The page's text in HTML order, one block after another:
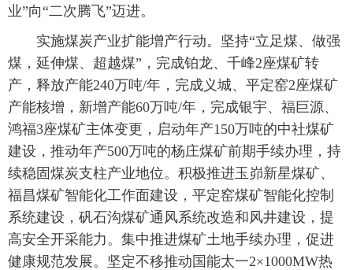
业”向“二次腾飞”迈进。
实施煤炭产业扩能增产行动。坚持“立足煤、做强
煤，延伸煤、超越煤”，完成铂龙、千峰2座煤矿转
产，释放产能240万吨/年，完成义城、平定窑2座煤矿
产能核增，新增产能60万吨/年，完成银宇、福巨源、
鸿福3座煤矿主体变更，启动年产150万吨的中社煤矿
建设，推动年产500万吨的杨庄煤矿前期手续办理，持
续稳固煤炭支柱产业地位。积极推进玉峁新星煤矿、
福昌煤矿智能化工作面建设，平定窑煤矿智能化控制
系统建设，矾石沟煤矿通风系统改造和风井建设，提
高安全开采能力。集中推进煤矿土地手续办理，促进
健康规范发展。坚定不移推动国能太一2×1000MW热